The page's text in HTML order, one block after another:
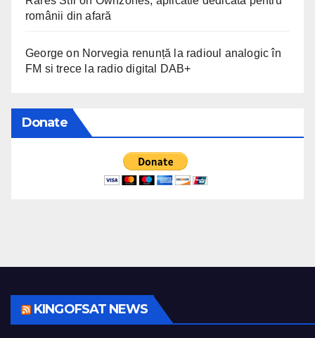
românii din afară
George on Norvegia renunță la radioul analogic în
FM si trece la radio digital DAB+
Donate
KINGOFSAT NEWS